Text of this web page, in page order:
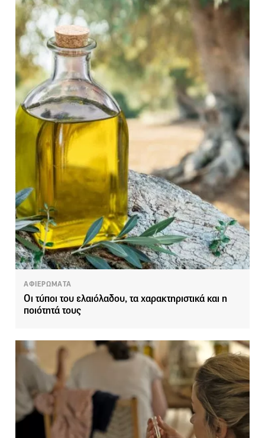
ΑΦΙΕΡΩΜΑΤΑ
Oι τύποι του ελαιόλαδου, τα χαρακτηριστικά και η
ποιότητά τους